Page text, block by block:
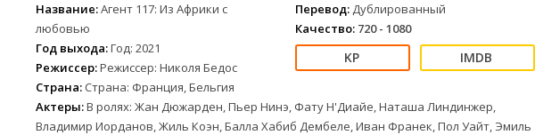
Зарубежные
Зарубежные
Название:Агент 117: Из Африки с
любовью
Год выхода:Год: 2021
Режиссер:Режиссер: Николя Бедос
Страна: Страна: Франция, Бельгия
Перевод: Дублированный
Качество: 720 - 1080
Актеры:В ролях: Жан Дюжарден, Пьер Нинэ, Фату Н'Диайе, Наташа Линдинжер,
Владимир Иорданов, Жиль Коэн, Балла Хабиб Дембеле, Иван Франек, Пол Уайт, Эмиль